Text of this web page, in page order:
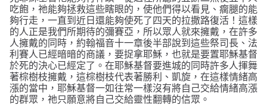
吃飽，祂能夠拯救這些瞎眼的，使他們得以看見、瘸腿的能
夠行走，一直到近日還能夠使死了四天的拉撒路復活！這樣
的人正是我們所期待的彌賽亞，所以眾人就來擁戴，在許多
人擁戴的同時，約翰福音十一章後半部說到這些祭司長、法
利賽人已經暗暗的商議，要捉拿耶穌，也就是要置耶穌基督
於死的決心已經定了。在耶穌基督要進城的同時許多人揮舞
著棕樹枝擁戴，這棕樹枝代表著勝利、凱旋，在這樣情緒高
漲的當中，耶穌基督一如往常一樣沒有將自己交給情緒高漲
的群眾，祂只願意將自己交給靈性翻轉的信眾。